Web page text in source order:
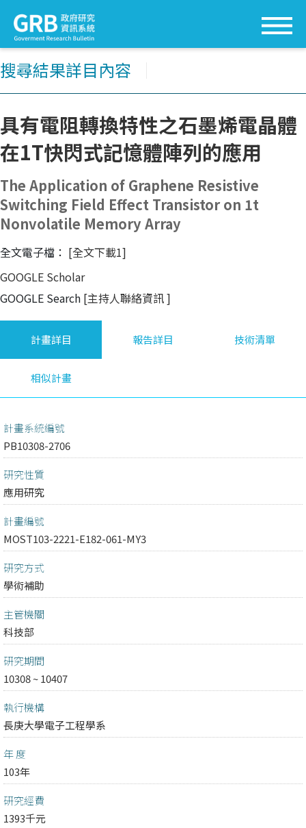
搜尋結果詳目內容
具有電阻轉換特性之石墨烯電晶體
在1T快閃式記憶體陣列的應用
The Application of Graphene Resistive
Switching Field Effect Transistor on 1t
Nonvolatile Memory Array
全文電子檔： [全文下載1]
GOOGLE Scholar
GOOGLE Search [主持人聯絡資訊]
計畫詳目 報告詳目 技術清單
相似計畫
計畫系統編號
PB10308-2706
研究性質
應用研究
計畫編號
MOST103-2221-E182-061-MY3
研究方式
學術補助
主管機關
科技部
研究期間
10308 ~ 10407
執行機構
長庚大學電子工程學系
年 度
103年
研究經費
1393千元